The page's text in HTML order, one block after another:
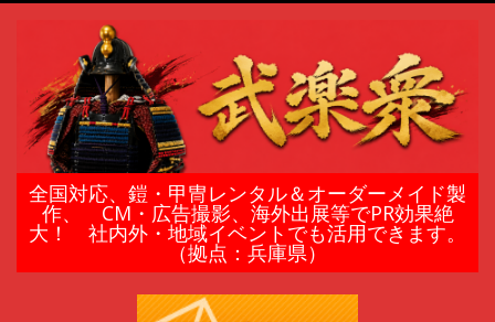
鎧
甲
全国対応、鎧・甲冑レンタル＆オーダーメイド製
作、 CM・広告撮影、海外出展等でPR効果絶
大！ 社内外・地域イベントでも活用できます。
（拠点：兵庫県）